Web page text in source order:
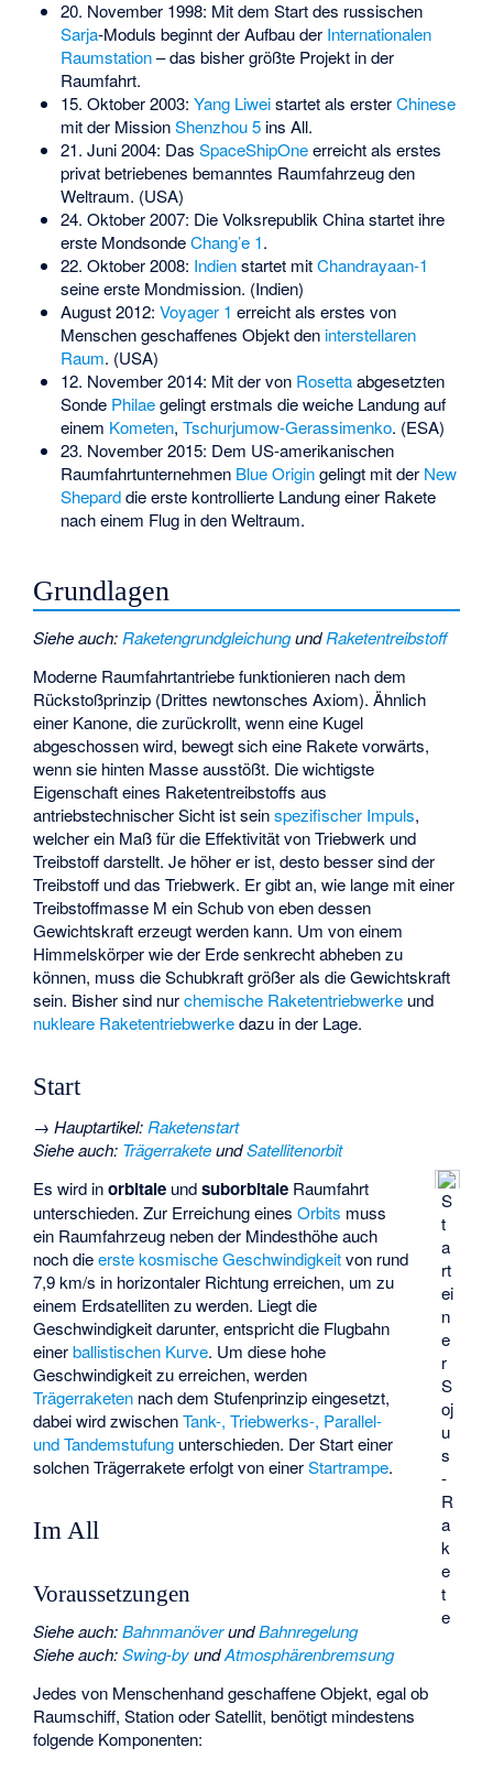
20. November 1998: Mit dem Start des russischen
Sarja-Moduls beginnt der Aufbau der Internationalen
Raumstation– das bisher größte Projekt in der
Raumfahrt.
15. Oktober 2003: Yang Liweistartet als ersterChinese
mit der MissionShenzhou 5ins All.
21. Juni 2004: Das SpaceShipOneerreicht als erstes
privat betriebenes bemanntes Raumfahrzeug den
Weltraum. (USA)
24. Oktober 2007: Die Volksrepublik China startet ihre
erste MondsondeChang’e 1.
22. Oktober 2008: Indienstartet mitChandrayaan-1
seine erste Mondmission. (Indien)
August 2012: Voyager 1 erreicht als erstes von
Menschen geschaffenes Objekt den interstellaren
Raum. (USA)
12. November 2014: Mit der von Rosettaabgesetzten
Sonde Philaegelingt erstmals die weiche Landung auf
einem Kometen, Tschurjumow-Gerassimenko. (ESA)
23. November 2015: Dem US-amerikanischen
Raumfahrtunternehmen Blue Origingelingt mit der New
Sheparddie erste kontrollierte Landung einer Rakete
nach einem Flug in den Weltraum.
Grundlagen
Siehe auch: RaketengrundgleichungundRaketentreibstoff
Moderne Raumfahrtantriebefunktionieren nach dem
Rückstoßprinzip (Drittes newtonsches Axiom). Ähnlich
einer Kanone, die zurückrollt, wenn eine Kugel
abgeschossen wird, bewegt sich eine Rakete vorwärts,
wenn sie hinten Masse ausstößt. Die wichtigste
Eigenschaft eines Raketentreibstoffs aus
antriebstechnischer Sicht ist seinspezifischer Impuls,
welcher ein Maß für die Effektivität von Triebwerk und
Treibstoff darstellt. Je höher er ist, desto besser sind der
Treibstoff und das Triebwerk. Er gibt an, wie lange mit einer
Treibstoffmasse M ein Schub von eben dessen
Gewichtskraft erzeugt werden kann. Um von einem
Himmelskörper wie der Erde senkrecht abheben zu
können, muss die Schubkraft größer als die Gewichtskraft
sein. Bisher sind nurchemische Raketentriebwerke und
nukleare Raketentriebwerkedazu in der Lage.
Start
→Hauptartikel:Raketenstart
Siehe auch: TrägerraketeundSatellitenorbit
S
t
a
rt
ei
n
e
r
S
oj
u
s
-
R
a
k
e
t
e
Es wird inorbitale undsuborbitale Raumfahrt
unterschieden. Zur Erreichung einesOrbits muss
ein Raumfahrzeug neben der Mindesthöhe auch
noch dieerste kosmische Geschwindigkeitvon rund
7,9 km/s in horizontaler Richtung erreichen, um zu
einem Erdsatelliten zu werden. Liegt die
Geschwindigkeit darunter, entspricht die Flugbahn
einerballistischen Kurve. Um diese hohe
Geschwindigkeit zu erreichen, werden
Trägerraketen nach demStufenprinzipeingesetzt,
dabei wird zwischenTank-, Triebwerks-, Parallel-
und Tandemstufung unterschieden. Der Start einer
solchen Trägerrakete erfolgt von einerStartrampe.
Im All
Voraussetzungen
Siehe auch:BahnmanöverundBahnregelung
Siehe auch:Swing-byundAtmosphärenbremsung
Jedes von Menschenhand geschaffene Objekt, egal ob
Raumschiff, Station oder Satellit, benötigt mindestens
folgende Komponenten: